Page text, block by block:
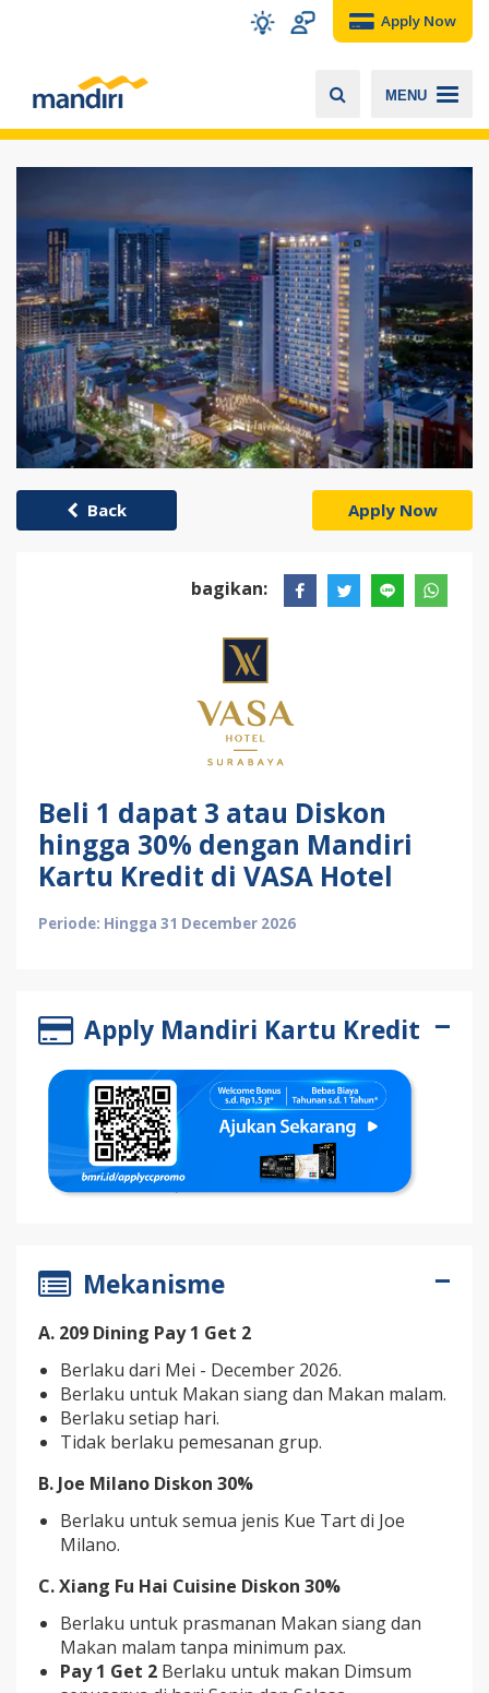
Apply Now
MENU
Back Apply Now
bagikan:
Beli 1 dapat 3 atau Diskon
hingga 30% dengan Mandiri
Kartu Kredit di VASA Hotel
Periode: Hingga 31 December 2026
Apply Mandiri Kartu Kredit
Mekanisme
A. 209 Dining Pay 1 Get 2
Berlaku dari Mei - December 2026.
Berlaku untuk Makan siang dan Makan malam.
Berlaku setiap hari.
Tidak berlaku pemesanan grup.
B. Joe Milano Diskon 30%
Berlaku untuk semua jenis Kue Tart di Joe
Milano.
C. Xiang Fu Hai Cuisine Diskon 30%
Berlaku untuk prasmanan Makan siang dan
Makan malam tanpa minimum pax.
Pay 1 Get 2 Berlaku untuk makan Dimsum